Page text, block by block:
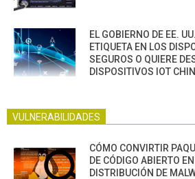
EL GOBIERNO DE EE.
ETIQUETA EN LOS
SEGUROS O QUIERE
DISPOSITIVOS IOT
VULNERABILIDADES
CÓMO CONVIRTIR
DE CÓDIGO ABIERTO
DISTRIBUCIÓN DE